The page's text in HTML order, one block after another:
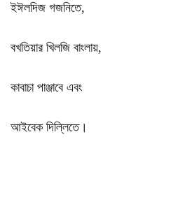
ইঈলদিজ গজনিতে,
বখতিয়ার খিলজি বাংলায়,
কাবাচা পাঞ্জাবে এবং
আইবেক দিল্লিতে।